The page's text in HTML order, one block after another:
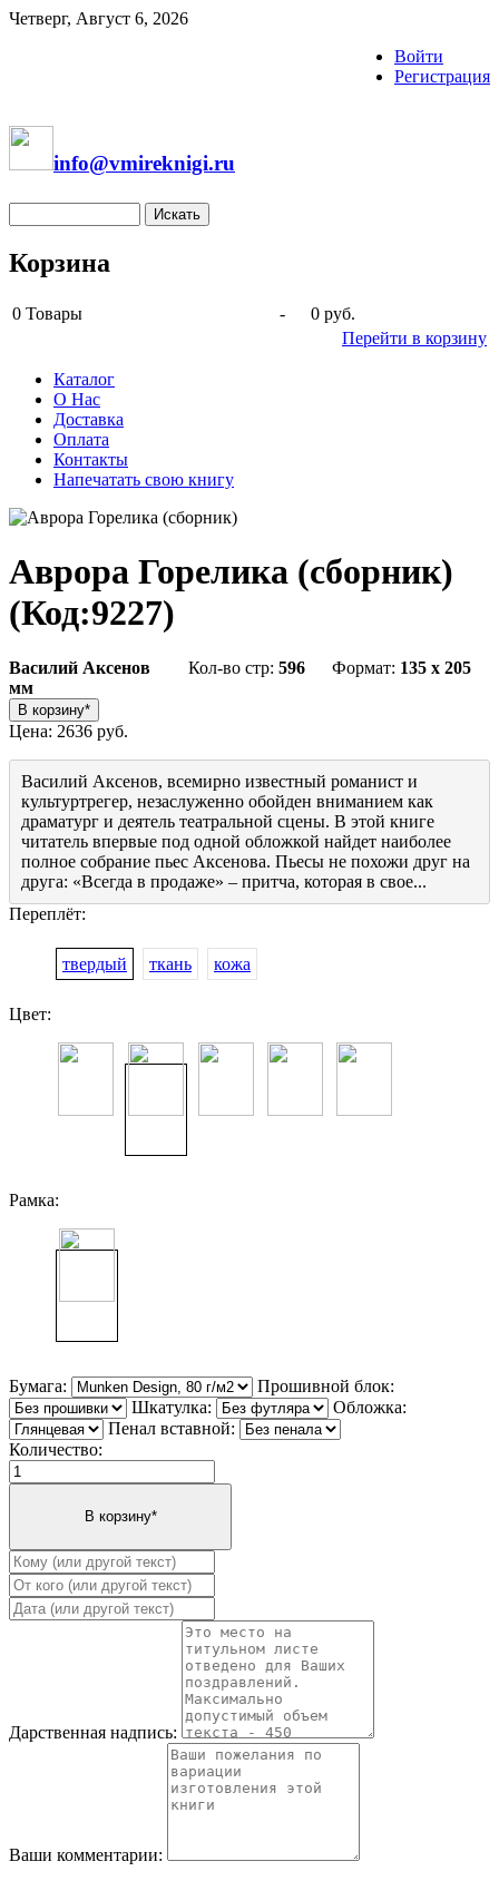
Четверг, Август 6, 2026
Войти
Регистрация
info@vmireknigi.ru
Корзина
0 Товары -
0 руб.
Перейти в корзину
Каталог
О Нас
Доставка
Оплата
Контакты
Напечатать свою книгу
Аврора Горелика (сборник)
(Код:9227)
Василий Аксенов Кол-во стр: 596 Формат: 135 x 205
мм
Цена: 2636 руб.
Василий Аксенов, всемирно известный романист и
культуртрегер, незаслуженно обойден вниманием как
драматург и деятель театральной сцены. В этой книге
читатель впервые под одной обложкой найдет наиболее
полное собрание пьес Аксенова. Пьесы не похожи друг на
друга: «Всегда в продаже» – притча, которая в свое...
Переплёт:
твердый ткань кожа
Цвет:
Рамка:
Бумага:
Прошивной блок:
Шкатулка:
Обложка:
Пенал вставной:
Количество:
Дарственная надпись:
Ваши комментарии: